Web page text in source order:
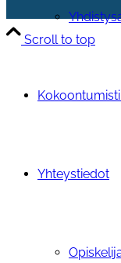
Yhteystiedot
Scroll to top